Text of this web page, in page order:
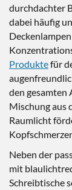
durchdachter
dabei häufig
Produktefür
den gesamten
Mischung aus
Raumlicht
Neben der
mit
Schreibtische